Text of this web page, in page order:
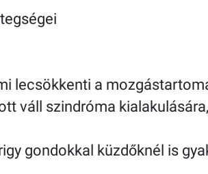
lecsökkenti a
váll szindróma
gondokkal küzdőknél is